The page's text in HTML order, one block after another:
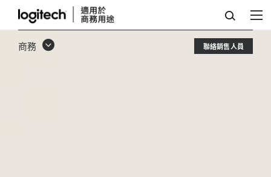
MEETUP
商務 聯絡銷售人員